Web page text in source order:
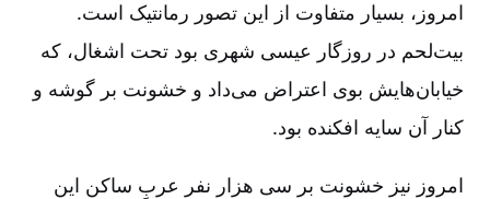
امروز، بسیار متفاوت از این تصور رمانتیک است.
بیت‌لحم در روزگار عیسی شهری بود تحت اشغال، که
خیابان‌هایش بوی اعتراض می‌داد و خشونت بر گوشه و
کنار آن سایه افکنده بود.
امروز نیز خشونت بر سی هزار نفر عربِ ساکن این